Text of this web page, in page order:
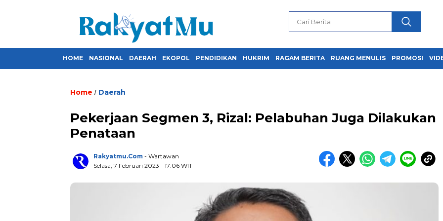
HOME NASIONAL DAERAH EKOPOL PENDIDIKAN HUKRIM RAGAM BERITA RUANG MENULIS PROMOSI
Home / Daerah
Pekerjaan Segmen 3, Rizal: Pelabuhan Juga Dilakukan
Penataan
Rakyatmu.com - Wartawan
Selasa, 7 Februari 2023 - 17:06 WIT